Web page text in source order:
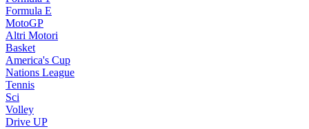
Formula E
MotoGP
Altri Motori
Basket
America's Cup
Nations League
Tennis
Sci
Volley
Drive UP